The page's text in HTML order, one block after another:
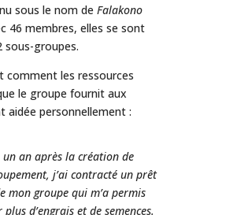
sous le nom de Falakono
46 membres, elles se sont
sous-groupes.
comment les ressources
le groupe fournit aux
aidée personnellement :
un an après la création de
j’ai contracté un prêt
mon groupe qui m’a permis
plus d’engrais et de semences.